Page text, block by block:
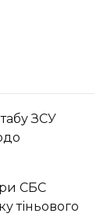
ЗСУ
СБС
тіньового